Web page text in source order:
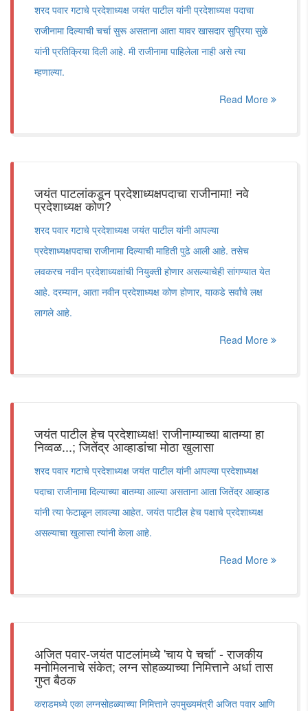
शरद पवार गटाचे प्रदेशाध्यक्ष जयंत पाटील यांनी प्रदेशाध्यक्ष पदाचा
राजीनामा दिल्याची चर्चा सुरू असताना आता यावर खासदार सुप्रिया सुळे
यांनी प्रतिक्रिया दिली आहे. मी राजीनामा पाहिलेला नाही असे त्या
म्हणाल्या.
Read More
जयंत पाटलांकडून प्रदेशाध्यक्षपदाचा राजीनामा! नवे
प्रदेशाध्यक्ष कोण?
शरद पवार गटाचे प्रदेशाध्यक्ष जयंत पाटील यांनी आपल्या
प्रदेशाध्यक्षपदाचा राजीनामा दिल्याची माहिती पुढे आली आहे. तसेच
लवकरच नवीन प्रदेशाध्यक्षांची नियुक्ती होणार असल्याचेही सांगण्यात येत
आहे. दरम्यान, आता नवीन प्रदेशाध्यक्ष कोण होणार, याकडे सर्वांचे लक्ष
लागले आहे.
Read More
जयंत पाटील हेच प्रदेशाध्यक्ष! राजीनाम्याच्या बातम्या हा
निव्वळ...; जितेंद्र आव्हाडांचा मोठा खुलासा
शरद पवार गटाचे प्रदेशाध्यक्ष जयंत पाटील यांनी आपल्या प्रदेशाध्यक्ष
पदाचा राजीनामा दिल्याच्या बातम्या आल्या असताना आता जितेंद्र आव्हाड
यांनी त्या फेटाळून लावल्या आहेत. जयंत पाटील हेच पक्षाचे प्रदेशाध्यक्ष
असल्याचा खुलासा त्यांनी केला आहे.
Read More
अजित पवार-जयंत पाटलांमध्ये 'चाय पे चर्चा' - राजकीय
मनोमिलनाचे संकेत; लग्न सोहळ्याच्या निमित्ताने अर्धा तास
गुप्त बैठक
कराडमध्ये एका लग्नसोहळ्याच्या निमित्ताने उपमुख्यमंत्री अजित पवार आणि